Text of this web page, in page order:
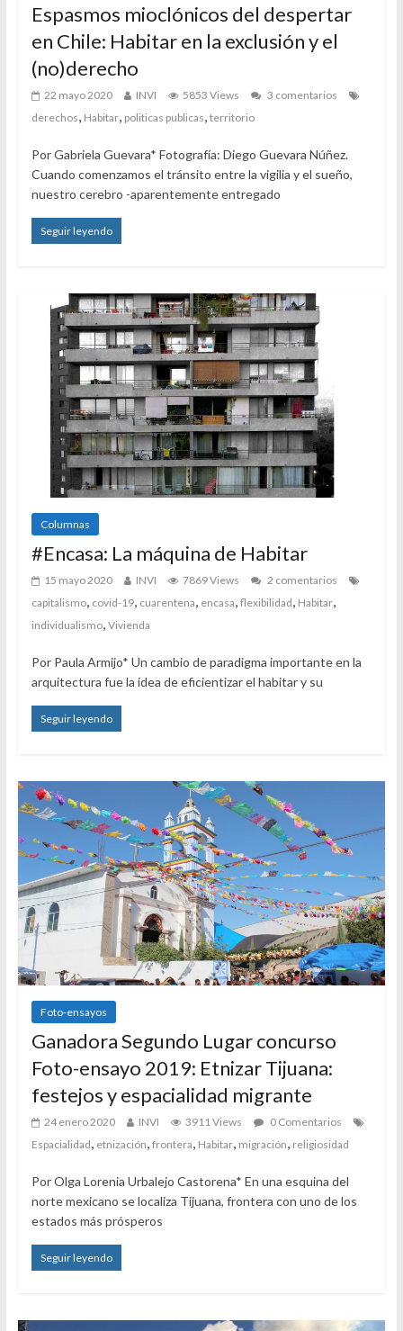
Espasmos mioclónicos del despertar
en Chile: Habitar en la exclusión y el
(no)derecho
22 mayo 2020 INVI 5853 Views
3 comentarios
derechos Habitar, politicas publicas territorio
Por Gabriela Guevara* Fotografía: Diego Guevara Núñez.
Cuando comenzamos el tránsito entre la vigilia y el sueño,
nuestro cerebro -aparentemente entregado
Seguir leyendo
Columnas
#Encasa: La máquina de Habitar
15 mayo 2020 INVI 7869 Views
2 comentarios
capitalismo, covid-19, cuarentena encasa flexibilidad Habitar,
individualismo, Vivienda
Por Paula Armijo* Un cambio de paradigma importante en la
arquitectura fue la idea de eficientizar el habitar y su
Seguir leyendo
Foto-ensayos
Ganadora Segundo Lugar concurso
Foto-ensayo 2019: Etnizar Tijuana:
festejos y espacialidad migrante
24 enero 2020 INVI 3911 Views
0 Comentarios
Espacialidad, etnización, frontera, Habitar, migración, religiosidad
Por Olga Lorenia Urbalejo Castorena* En una esquina del
norte mexicano se localiza Tijuana, frontera con uno de los
estados más prósperos
Seguir leyendo